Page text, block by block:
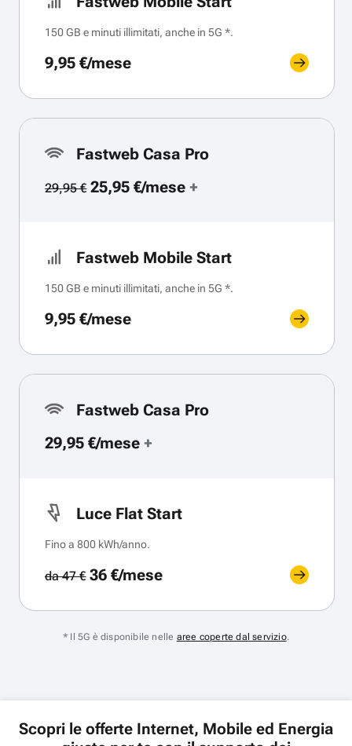
150 GB e minuti illimitati, anche in 5G *.
9,95 €/mese
Fastweb Casa Pro
29,95 €25,95 €/mese+
Fastweb Mobile Start
150 GB e minuti illimitati, anche in 5G *.
9,95 €/mese
Fastweb Casa Pro
29,95 €/mese +
Luce Flat Start
Fino a 800 kWh/anno.
da 47 €36 €/mese
* Il 5G è disponibile nelle aree coperte dal servizio.
Scopri le offerte Internet, Mobile ed Energia